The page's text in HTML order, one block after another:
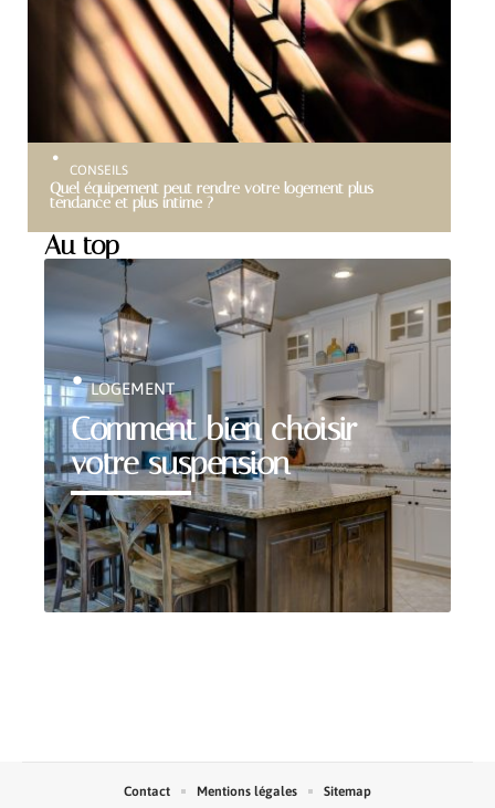
CONSEILS
Quel équipement peut rendre votre logement plus
tendance et plus intime ?
Au top
Comment bien choisir
votre suspension
LOGEMENT
Contact Mentions légales Sitemap